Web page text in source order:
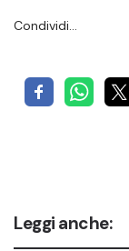
Condividi…
Leggi anche: